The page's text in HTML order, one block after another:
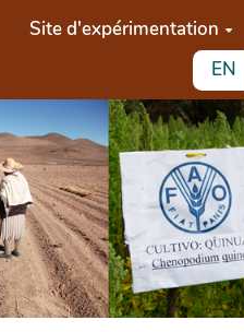
Site d'expérimentation
EN